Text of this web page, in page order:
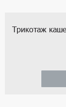
Трикотаж